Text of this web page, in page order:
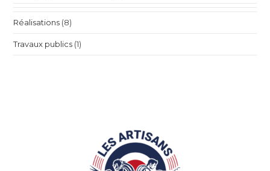
Réalisations (8)
Travaux publics (1)